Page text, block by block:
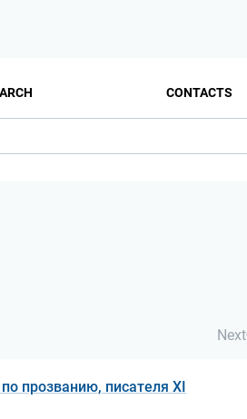
CONTACTS
Next
прозванию, писателя XI